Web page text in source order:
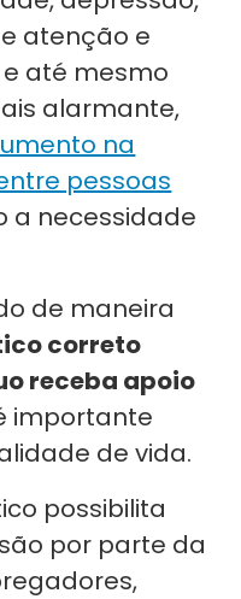
atenção e
até mesmo
alarmante,
na
pessoas
a necessidade
de maneira
correto
receba apoio
importante
de vida.
possibilita
por parte da